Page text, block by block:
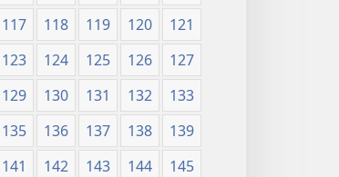
117 118 119 120
121
123 124 125 126
127
129 130 131 132
133
135 136 137 138
139
141 142 143 144
145